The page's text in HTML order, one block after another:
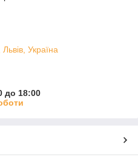
Україна
до 18:00